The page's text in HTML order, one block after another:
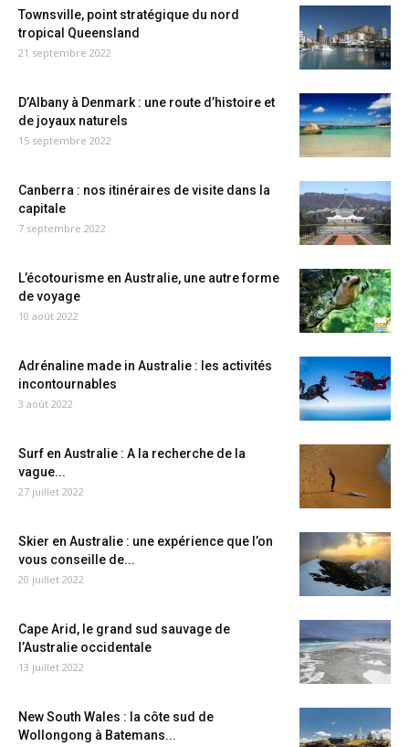
Townsville, point stratégique du nord
tropical Queensland
21 septembre 2022
D’Albany à Denmark : une route d’histoire et
de joyaux naturels
15 septembre 2022
Canberra : nos itinéraires de visite dans la
capitale
7 septembre 2022
L’écotourisme en Australie, une autre forme
de voyage
10 août 2022
Adrénaline made in Australie : les activités
incontournables
3 août 2022
Surf en Australie : A la recherche de la
vague...
27 juillet 2022
Skier en Australie : une expérience que l’on
vous conseille de...
20 juillet 2022
Cape Arid, le grand sud sauvage de
l’Australie occidentale
13 juillet 2022
New South Wales : la côte sud de
Wollongong à Batemans...